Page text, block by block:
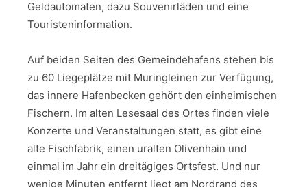
Geldautomaten, dazu Souvenirläden und eine
Touristeninformation.
Auf beiden Seiten des Gemeindehafens stehen bis
zu 60 Liegeplätze mit Muringleinen zur Verfügung,
das innere Hafenbecken gehört den einheimischen
Fischern. Im alten Lesesaal des Ortes finden viele
Konzerte und Veranstaltungen statt, es gibt eine
alte Fischfabrik, einen uralten Olivenhain und
einmal im Jahr ein dreitägiges Ortsfest. Und nur
wenige Minuten entfernt liegt am Nordrand des